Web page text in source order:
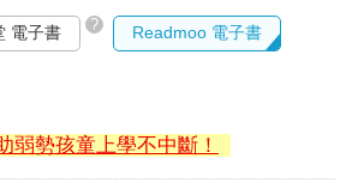
電子書 ? Readmoo 電子書
弱勢孩童上學不中斷！